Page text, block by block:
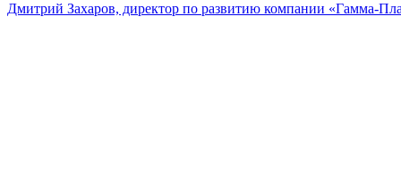
Дмитрий Захаров, директор по развитию компании «Гамма-